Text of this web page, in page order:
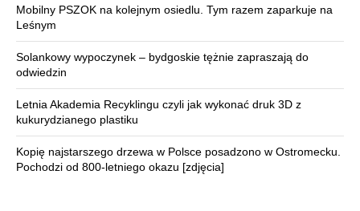
Mobilny PSZOK na kolejnym osiedlu. Tym razem zaparkuje na
Leśnym
Solankowy wypoczynek – bydgoskie tężnie zapraszają do
odwiedzin
Letnia Akademia Recyklingu czyli jak wykonać druk 3D z
kukurydzianego plastiku
Kopię najstarszego drzewa w Polsce posadzono w Ostromecku.
Pochodzi od 800-letniego okazu [zdjęcia]